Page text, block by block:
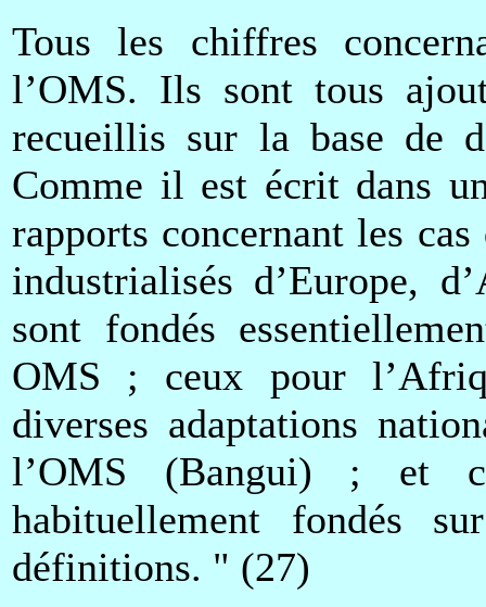
Tous les chiffres
l’OMS. Ils sont tous
recueillis sur la base de
Comme il est écrit dans
rapports concernant les
industrialisés d’Europe,
sont fondés
OMS ; ceux pour
diverses adaptations
l’OMS (Bangui) ; et
habituellement fondés
définitions. " (27)